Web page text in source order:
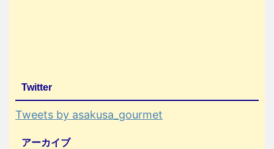
Twitter
Tweets by asakusa_gourmet
アーカイブ